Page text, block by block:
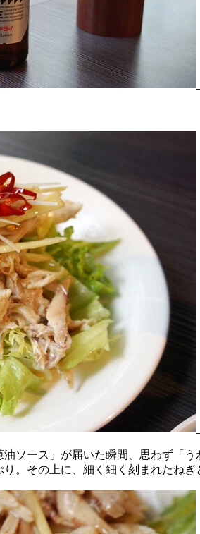
ソース」が届いた瞬間、思わず「
。その上に、細く細く刻まれたねぎ